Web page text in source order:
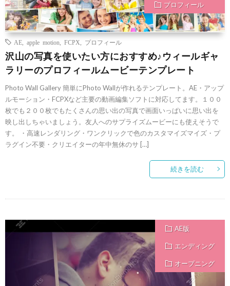
プロフィール
AE apple motion FCPX プロフィール
沢山の写真を使いたい方におすすめ♪ウィールギャ
ラリーのプロフィールムービーテンプレート
Photo Wall Gallery 簡単にPhoto Wallが作れるテンプレート。AE・アップ
ルモーション・FCPXなど主要の動画編集ソフトに対応してます。１００
枚でも２００枚でもたくさんの思い出の写真で画面いっぱいに思い出を
映し出しちゃいましょう。友人へのサプライズムービーにも使えそうで
す。 ・高速レンダリング・ワンクリックで色のカスタマイズマイズ・プ
ラグイン不要・クリエイターの年中無休のサ […]
続きを読む
AE版
エンディング
オープニング